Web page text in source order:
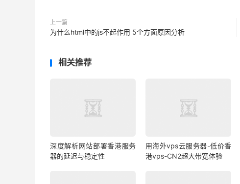
上一篇
为什么html中的js不起作用 5个方面原因分析
相关推荐
深度解析网站部署香港服务
器的延迟与稳定性
用海外vps云服务器-低价香
港vps-CN2超大带宽体验